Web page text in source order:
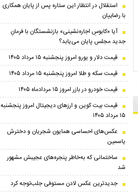
استقلال در انتظار این ستاره پس از پایان همکاری
با رضاییان
آیا «کابوسِ اجاره‌نشینی» بازنشستگان با فرمانِ
جدید مجلس پایان می‌یابد؟
قیمت دلار و یورو امروز پنجشنبه ۱۵ مرداد ۱۴۰۵
قیمت سکه و طلا امروز پنجشنبه ۱۵ مرداد ۱۴۰۵
قیمت خودرو در بازر امروز ۱۵ مردادماه ۱۴۰۵
قیمت بیت کوین و ارز‌های دیجیتال امروز پنجشنبه
۱۵ مرداد ۱۴۰۵
عکس‌های احساسی همایون شجریان و دخترش
یاسمین
ساختمانی که به‌خاطر پنجره‌های عجیبش مشهور
شد
جدیدترین عکس لادن مستوفی جلب‌توجه کرد